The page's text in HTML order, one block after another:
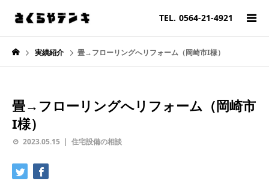
TEL. 0564-21-4921
実績紹介 畳→フローリングへリフォーム（岡崎市I様）
畳→フローリングへリフォーム（岡崎市
I様）
2023.05.15 住宅設備の相談